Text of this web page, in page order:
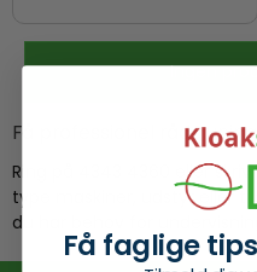
Ingen
Få professionel rådgivning
Ring på 4343 4360 eller
type maskiner, udstyr eller
du har behov for
Få faglige